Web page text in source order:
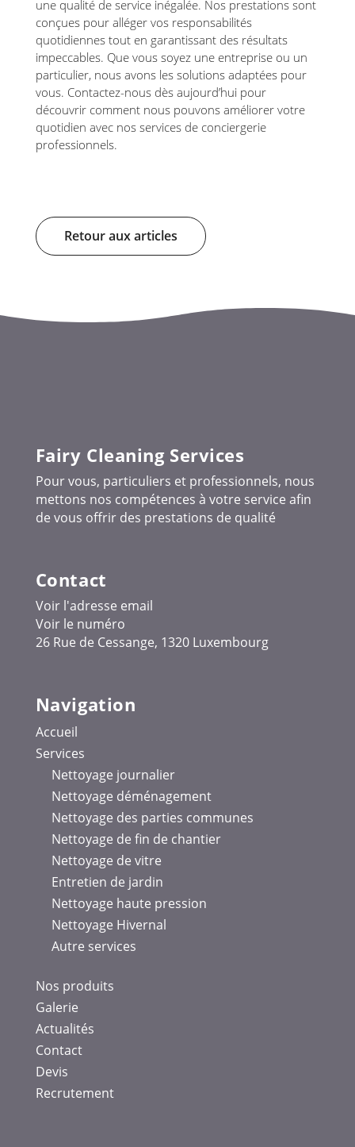
une qualité de service inégalée. Nos prestations sont
conçues pour alléger vos responsabilités
quotidiennes tout en garantissant des résultats
impeccables. Que vous soyez une entreprise ou un
particulier, nous avons les solutions adaptées pour
vous. Contactez-nous dès aujourd’hui pour
découvrir comment nous pouvons améliorer votre
quotidien avec nos services de conciergerie
professionnels.
Retour aux articles
Fairy Cleaning Services
Pour vous, particuliers et professionnels, nous
mettons nos compétences à votre service afin
de vous offrir des prestations de qualité
Contact
Voir l'adresse email
Voir le numéro
26 Rue de Cessange, 1320 Luxembourg
Navigation
Accueil
Services
Nettoyage journalier
Nettoyage déménagement
Nettoyage des parties communes
Nettoyage de fin de chantier
Nettoyage de vitre
Entretien de jardin
Nettoyage haute pression
Nettoyage Hivernal
Autre services
Nos produits
Galerie
Actualités
Contact
Devis
Recrutement